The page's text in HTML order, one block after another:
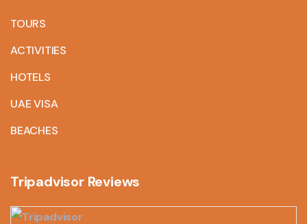
TOURS
ACTIVITIES
HOTELS
UAE VISA
BEACHES
Tripadvisor Reviews